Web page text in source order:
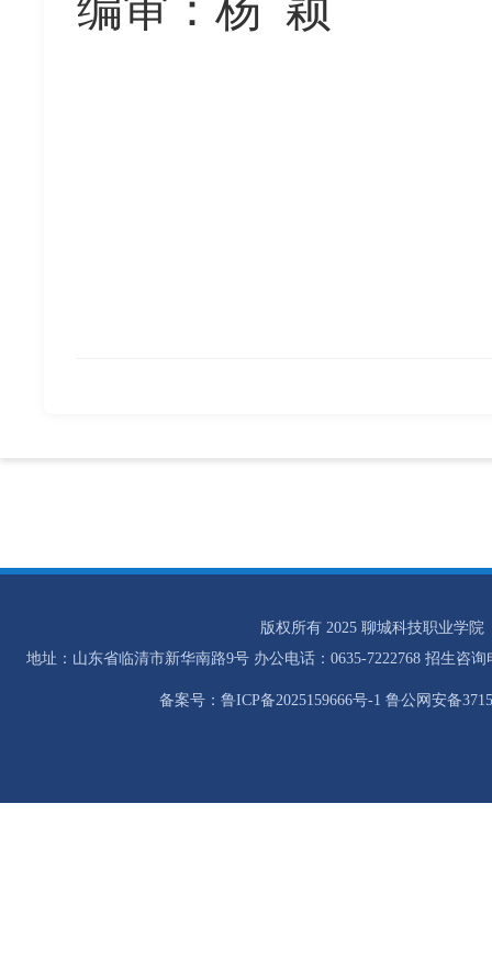
编审：杨 颖
版权所有 2025 聊城科技职业学院
地址：山东省临清市新华南路9号 办公电话：0635-7222768 招生咨询
备案号：鲁ICP备2025159666号-1 鲁公网安备